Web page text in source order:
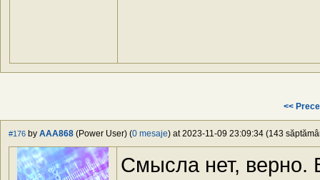
<<
#176 by AAA868 (Power User) (0 mesaje) at 2023-11-09 23:09:34 (143
Смысла нет,